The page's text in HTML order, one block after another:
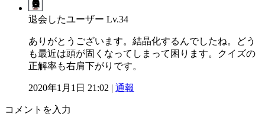
退会したユーザー Lv.34
ありがとうございます。結晶化するんでしたね。どう
も最近は頭が固くなってしまって困ります。クイズの
正解率も右肩下がりです。
2020年1月1日 21:02 | 通報
コメントを入力